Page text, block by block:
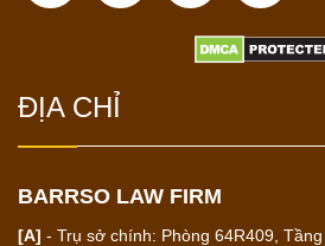
ĐỊA CHỈ
BARRSO LAW FIRM
[A] - Trụ sở chính: Phòng 64R409, Tầng